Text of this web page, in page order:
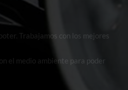
Trabajamos con los mejores
el medio ambiente para poder